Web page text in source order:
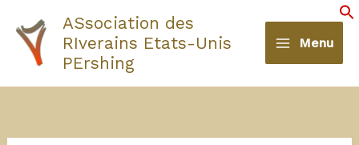
contenu
ASsociation des
RIverains Etats-Unis
PErshing
Menu